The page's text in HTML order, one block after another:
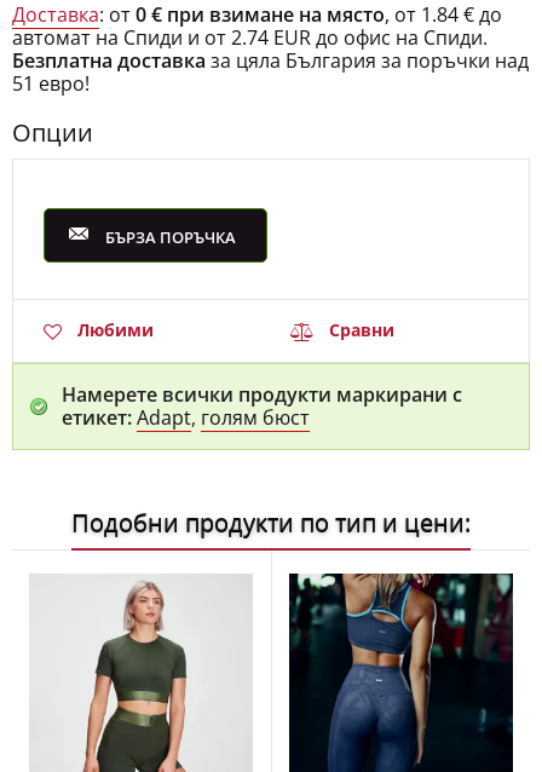
Доставка: от0 € при взимане на място, от 1.84 € до
автомат на Спиди и от 2.74 EUR до офис на Спиди.
Безплатна доставка за цяла България за поръчки над
51 евро!
Опции
БЪРЗА ПОРЪЧКА
Любими Сравни
Намерете всички продукти маркирани с
етикет:Adapt, голям бюст
Подобни продукти по тип и цени: